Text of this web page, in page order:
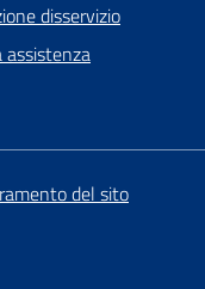
disservizio
assistenza
del sito